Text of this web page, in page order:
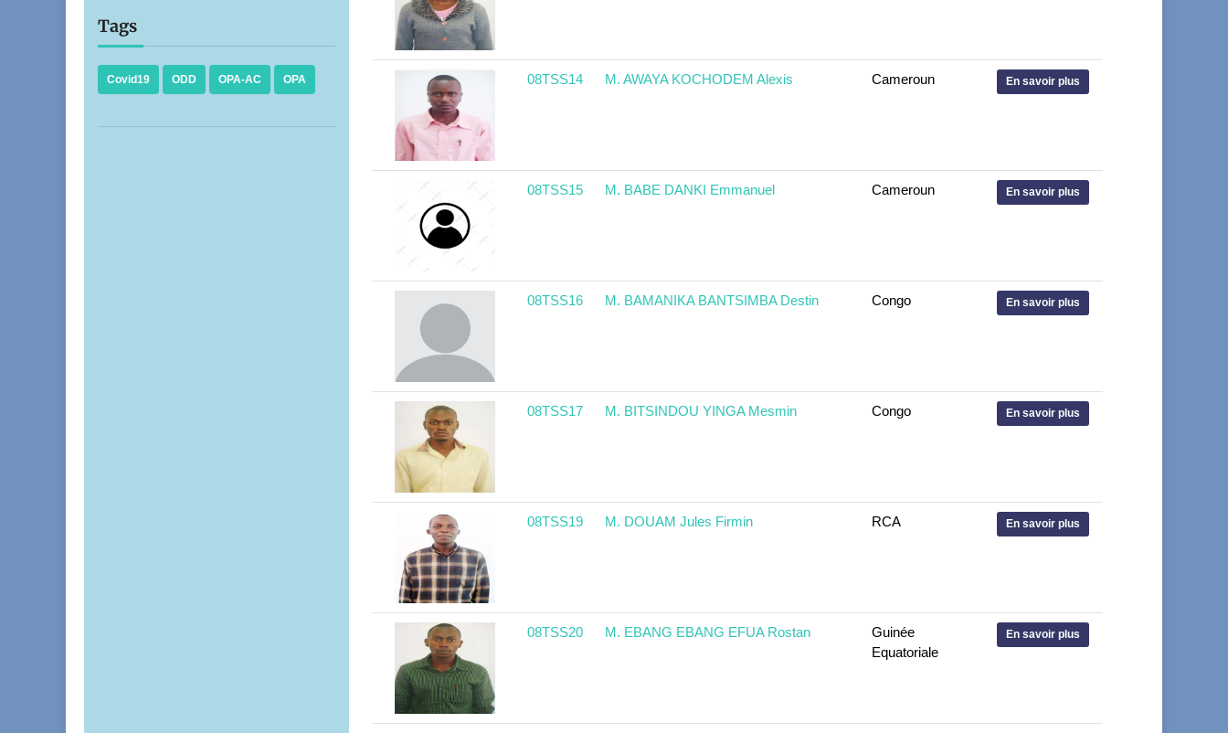
Tags
Covid19 ODD OPA-AC OPA 08TSS14 M. AWAYA KOCHODEM Alexis Cameroun En savoir plus
08TSS15 M. BABE DANKI Emmanuel Cameroun En savoir plus
08TSS16 M. BAMANIKA BANTSIMBA Destin Congo En savoir plus
08TSS17 M. BITSINDOU YINGA Mesmin Congo En savoir plus
08TSS19 M. DOUAM Jules Firmin RCA En savoir plus
08TSS20 M. EBANG EBANG EFUA Rostan
Guinée
Equatoriale
En savoir plus